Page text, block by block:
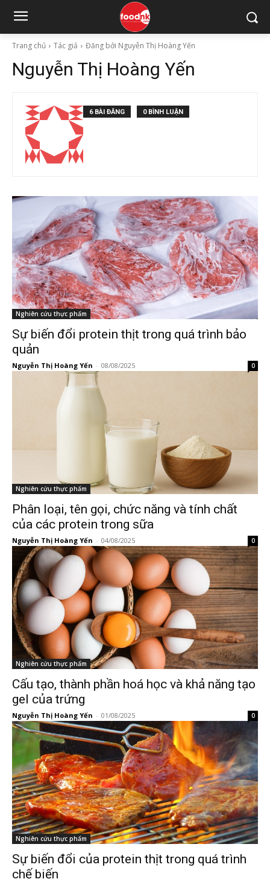
Trang chủ Tác giả Đăng bởi Nguyễn Thị Hoàng Yến
Nguyễn Thị Hoàng Yến
6 BÀI ĐĂNG 0 BÌNH LUẬN
Nghiên cứu thực phẩm
Sự biến đổi protein thịt trong quá trình bảo
quản
Nguyễn Thị Hoàng Yến - 08/08/2025 0
Nghiên cứu thực phẩm
Phân loại, tên gọi, chức năng và tính chất
của các protein trong sữa
Nguyễn Thị Hoàng Yến - 04/08/2025 0
Nghiên cứu thực phẩm
Cấu tạo, thành phần hoá học và khả năng tạo
gel của trứng
Nguyễn Thị Hoàng Yến - 01/08/2025 0
Nghiên cứu thực phẩm
Sự biến đổi của protein thịt trong quá trình
chế biến